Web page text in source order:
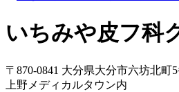
いちみや皮フ科
〒870-0841 大分県大分市六坊北町
上野メディカルタウン内